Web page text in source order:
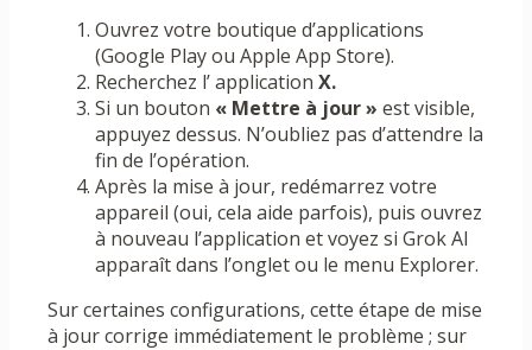
Ouvrez votre boutique d’applications
(Google Play ou Apple App Store).
Recherchez l’ application X.
Si un bouton « Mettre à jour » est visible,
appuyez dessus. N’oubliez pas d’attendre la
fin de l’opération.
Après la mise à jour, redémarrez votre
appareil (oui, cela aide parfois), puis ouvrez
à nouveau l’application et voyez si Grok AI
apparaît dans l’onglet ou le menu Explorer.
Sur certaines configurations, cette étape de mise
à jour corrige immédiatement le problème ; sur